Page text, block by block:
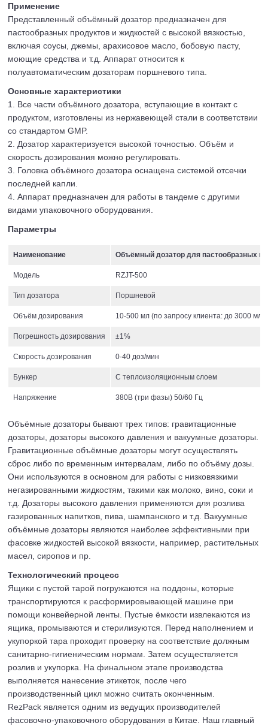
Применение
Представленный объёмный дозатор предназначен для
пастообразных продуктов и жидкостей с высокой вязкостью,
включая соусы, джемы, арахисовое масло, бобовую пасту,
моющие средства и т.д. Аппарат относится к
полуавтоматическим дозаторам поршневого типа.
Основные характеристики
1. Все части объёмного дозатора, вступающие в контакт с
продуктом, изготовлены из нержавеющей стали в соответствии
со стандартом GMP.
2. Дозатор характеризуется высокой точностью. Объём и
скорость дозирования можно регулировать.
3. Головка объёмного дозатора оснащена системой отсечки
последней капли.
4. Аппарат предназначен для работы в тандеме с другими
видами упаковочного оборудования.
Параметры
Наименование Объёмный дозатор для пастообразных
Модель RZJT-500
Тип дозатора Поршневой
Объём дозирования 10-500 мл (по запросу клиента: до 3000 мл)
Погрешность дозирования ±1%
Скорость дозирования 0-40 доз/мин
Бункер С теплоизоляционным слоем
Напряжение 380В (три фазы) 50/60 Гц
Объёмные дозаторы бывают трех типов: гравитационные
дозаторы, дозаторы высокого давления и вакуумные дозаторы.
Гравитационные объёмные дозаторы могут осуществлять
сброс либо по временным интервалам, либо по объёму дозы.
Они используются в основном для работы с низковязкими
негазированными жидкостям, такими как молоко, вино, соки и
т.д. Дозаторы высокого давления применяются для розлива
газированных напитков, пива, шампанского и т.д. Вакуумные
объёмные дозаторы являются наиболее эффективными при
фасовке жидкостей высокой вязкости, например, растительных
масел, сиропов и пр.
Технологический процесс
Ящики с пустой тарой погружаются на поддоны, которые
транспортируются к расформировывающей машине при
помощи конвейерной ленты. Пустые ёмкости извлекаются из
ящика, промываются и стерилизуются. Перед наполнением и
укупоркой тара проходит проверку на соответствие должным
санитарно-гигиеническим нормам. Затем осуществляется
розлив и укупорка. На финальном этапе производства
выполняется нанесение этикеток, после чего
производственный цикл можно считать оконченным.
RezPack является одним из ведущих производителей
фасовочно-упаковочного оборудования в Китае. Наш главный